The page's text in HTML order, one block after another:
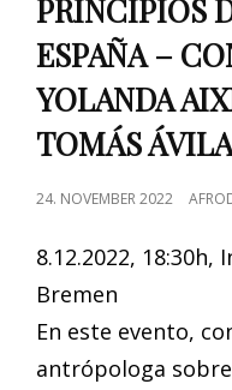
PRINCIPIOS
ESPAÑA –
YOLANDA
TOMÁS
POSTED
24. NOVEMBER 2022
8.12.2022,
Bremen
En este evento,
antrópologa